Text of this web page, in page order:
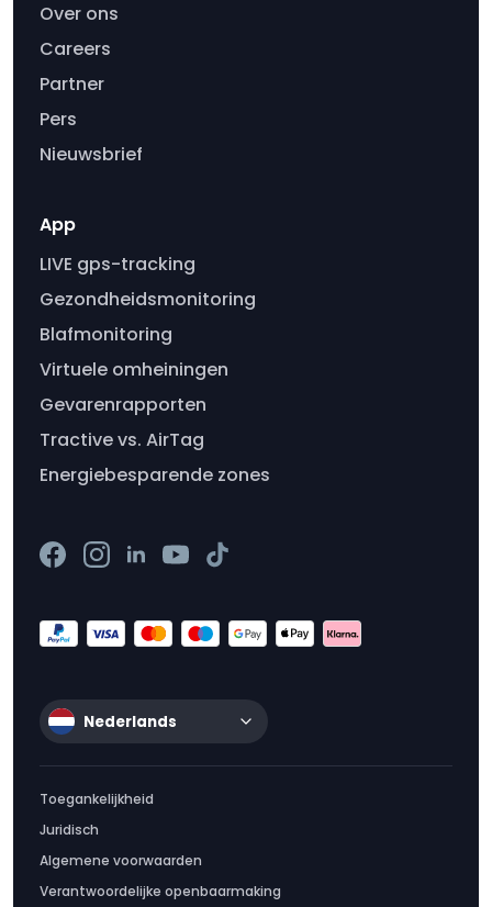
Over ons
Careers
Partner
Pers
Nieuwsbrief
App
LIVE gps-tracking
Gezondheidsmonitoring
Blafmonitoring
Virtuele omheiningen
Gevarenrapporten
Tractive vs. AirTag
Energiebesparende zones
Nederlands
Toegankelijkheid
Juridisch
Algemene voorwaarden
Verantwoordelijke openbaarmaking